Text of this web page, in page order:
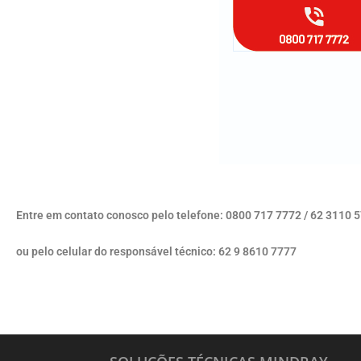
Entre em contato conosco pelo telefone: 0800 717 7772 / 62 3110
ou pelo celular do responsável técnico: 62 9 8610 7777